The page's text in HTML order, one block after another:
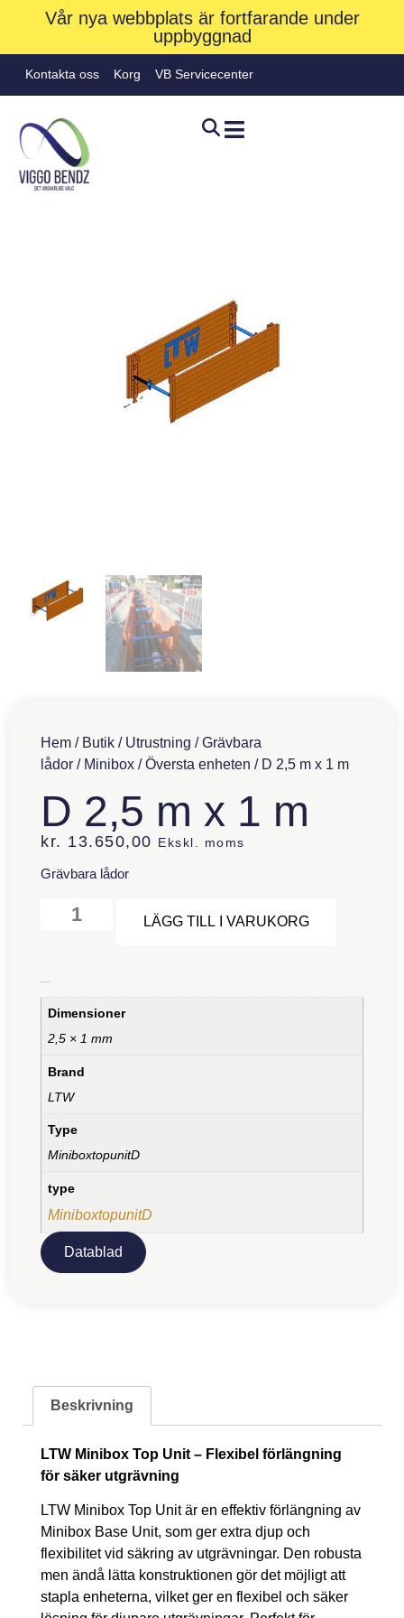
Vår nya webbplats är fortfarande under
uppbyggnad
Kontakta oss Korg VB Servicecenter
Hem / Butik / Utrustning /Grävbara
lådor / Minibox /Översta enheten / D 2,5 m x 1 m
D 2,5 m x 1 m
kr. 13.650,00 Ekskl. moms
Grävbara lådor
LÄGG TILL I VARUKORG
Dimensioner
2,5 × 1 mm
Brand
LTW
Type
MiniboxtopunitD
type
MiniboxtopunitD
Datablad
Beskrivning
LTW Minibox Top Unit – Flexibel förlängning
för säker utgrävning
LTW Minibox Top Unit är en effektiv förlängning av
Minibox Base Unit, som ger extra djup och
flexibilitet vid säkring av utgrävningar. Den robusta
men ändå lätta konstruktionen gör det möjligt att
stapla enheterna, vilket ger en flexibel och säker